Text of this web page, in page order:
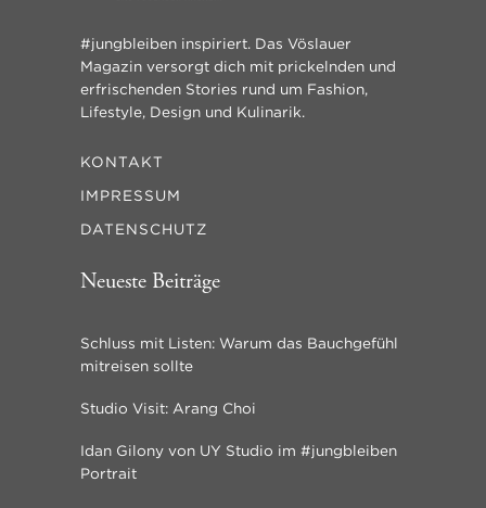
#jungbleiben inspiriert. Das Vöslauer
Magazin versorgt dich mit prickelnden und
erfrischenden Stories rund um Fashion,
Lifestyle, Design und Kulinarik.
KONTAKT
IMPRESSUM
DATENSCHUTZ
Neueste Beiträge
Schluss mit Listen: Warum das Bauchgefühl
mitreisen sollte
Studio Visit: Arang Choi
Idan Gilony von UY Studio im #jungbleiben
Portrait